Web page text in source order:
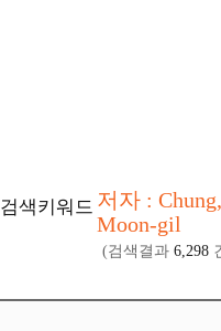
검색키워드 저자 : Chung,
Moon-gil
(검색결과 6,298